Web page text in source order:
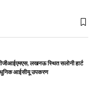
लखनऊ स्थित सलोनी हार्ट
आईसीयू उपकरण